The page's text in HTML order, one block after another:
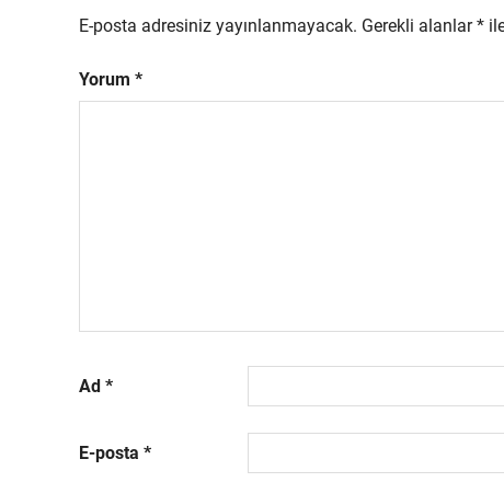
E-posta adresiniz yayınlanmayacak. Gerekli alanlar*
Yorum *
Ad *
E-posta *